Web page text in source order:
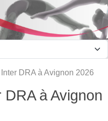
DRA à Avignon 2026
à Avignon